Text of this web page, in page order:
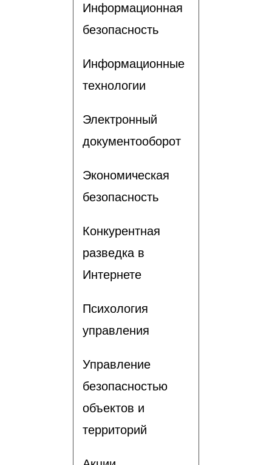
Информационная
безопасность
Информационные
технологии
Электронный
документооборот
Экономическая
безопасность
Конкурентная
разведка в
Интернете
Психология
управления
Управление
безопасностью
объектов и
территорий